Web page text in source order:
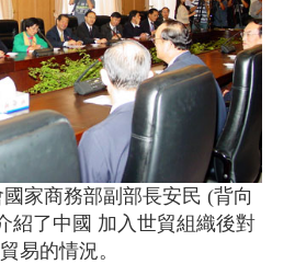
家商務部副部長安民 (背向
紹了中國 加入世貿組織後對
易的情況。